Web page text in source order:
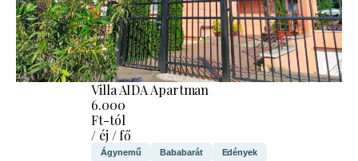
Villa AIDA Apartman
6.000
Ft-tól
/ éj / fő
Ágynemű Bababarát Edények